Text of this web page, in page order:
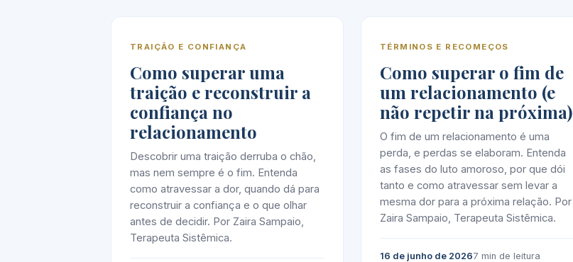
TRAIÇÃO E CONFIANÇA
Como superar uma
traição e reconstruir a
confiança no
relacionamento
Descobrir uma traição derruba o chão,
mas nem sempre é o fim. Entenda
como atravessar a dor, quando dá para
reconstruir a confiança e o que olhar
antes de decidir. Por Zaira Sampaio,
Terapeuta Sistêmica.
TÉRMINOS E RECOMEÇOS
Como superar o fim de
um relacionamento (e
não repetir na próxima)
O fim de um relacionamento é uma
perda, e perdas se elaboram. Entenda
as fases do luto amoroso, por que dói
tanto e como atravessar sem levar a
mesma dor para a próxima relação. Por
Zaira Sampaio, Terapeuta Sistêmica.
16 de junho de 20267 min de leitura